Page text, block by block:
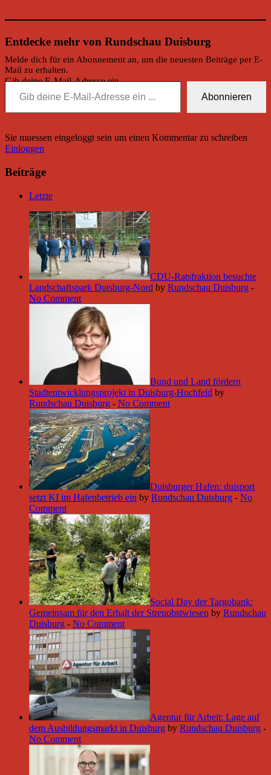
Entdecke mehr von Rundschau Duisburg
Melde dich für ein Abonnement an, um die neuesten Beiträge per E-
Mail zu erhalten.
Gib deine E-Mail-Adresse ein ...
Abonnieren
Sie muessen eingeloggt sein um einen Kommentar zu schreiben
Einloggen
Beiträge
Letzte
CDU-Ratsfraktion besuchte
Landschaftspark Duisburg-Nord by Rundschau Duisburg -
No Comment
Bund und Land fördern
Stadtentwicklungsprojekt in Duisburg-Hochfeld by
Rundschau Duisburg - No Comment
Duisburger Hafen: duisport
setzt KI im Hafenbetrieb ein by Rundschau Duisburg - No
Comment
Social Day der Targobank:
Gemeinsam für den Erhalt der Streuobstwiesen by Rundschau
Duisburg - No Comment
Agentur für Arbeit: Lage auf
dem Ausbildungsmarkt in Duisburg by Rundschau Duisburg -
No Comment